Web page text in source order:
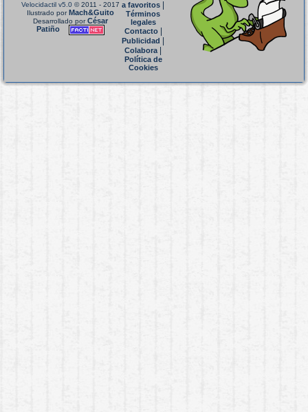
Velocidactil v5.0 © 2011 - 2017
Ilustrado porMach&Guito
Desarrollado porCésar
Patiño
a favoritos
Términos
legales
Contacto|
Publicidad
Colabora|
Política de
Cookies